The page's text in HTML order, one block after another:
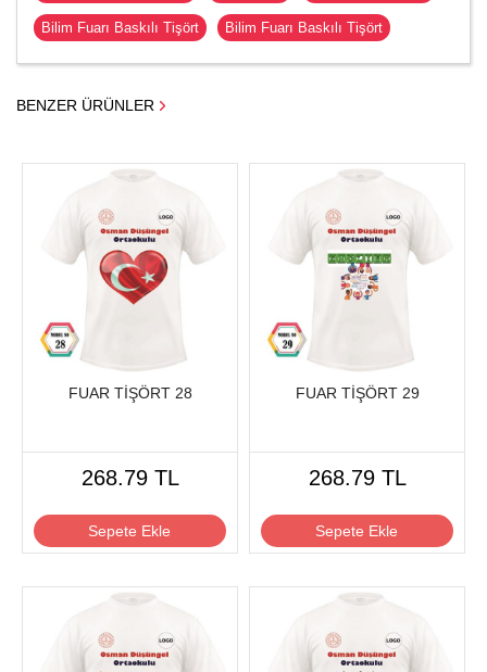
Bilim Fuarı Baskılı Tişört Bilim Fuarı Baskılı Tişört
BENZER ÜRÜNLER
FUAR TİŞÖRT 28
268.79 TL
Sepete Ekle
FUAR TİŞÖRT 29
268.79 TL
Sepete Ekle